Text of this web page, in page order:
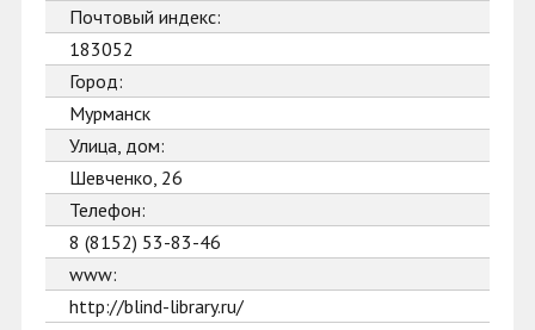
Почтовый индекс:
183052
Город:
Мурманск
Улица, дом:
Шевченко, 26
Телефон:
8 (8152) 53-83-46
www:
http://blind-library.ru/